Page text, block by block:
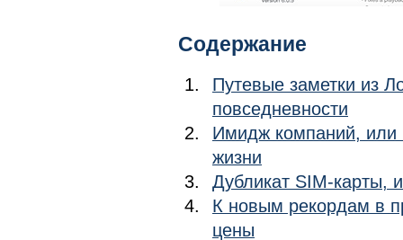
Содержание
Путевые заметки из
повседневности
Имидж компаний, или
жизни
Дубликат SIM-карты,
К новым рекордам в
цены